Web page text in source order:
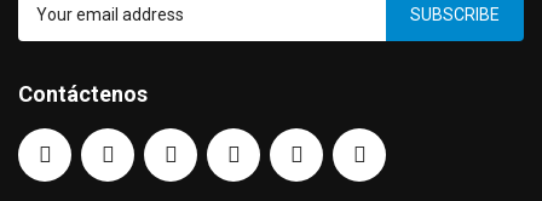
SUBSCRIBE
Contáctenos